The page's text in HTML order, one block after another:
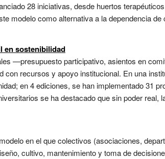
28 iniciativas, desde huertos
modelo como alternativa a la dependencia
en sostenibilidad
—presupuesto participativo, asientos en
con recursos y apoyo institucional. En una
en 4 ediciones, se han implementado 31
se ha destacado que sin poder real,
en el que colectivos (asociaciones,
cultivo, mantenimiento y toma de